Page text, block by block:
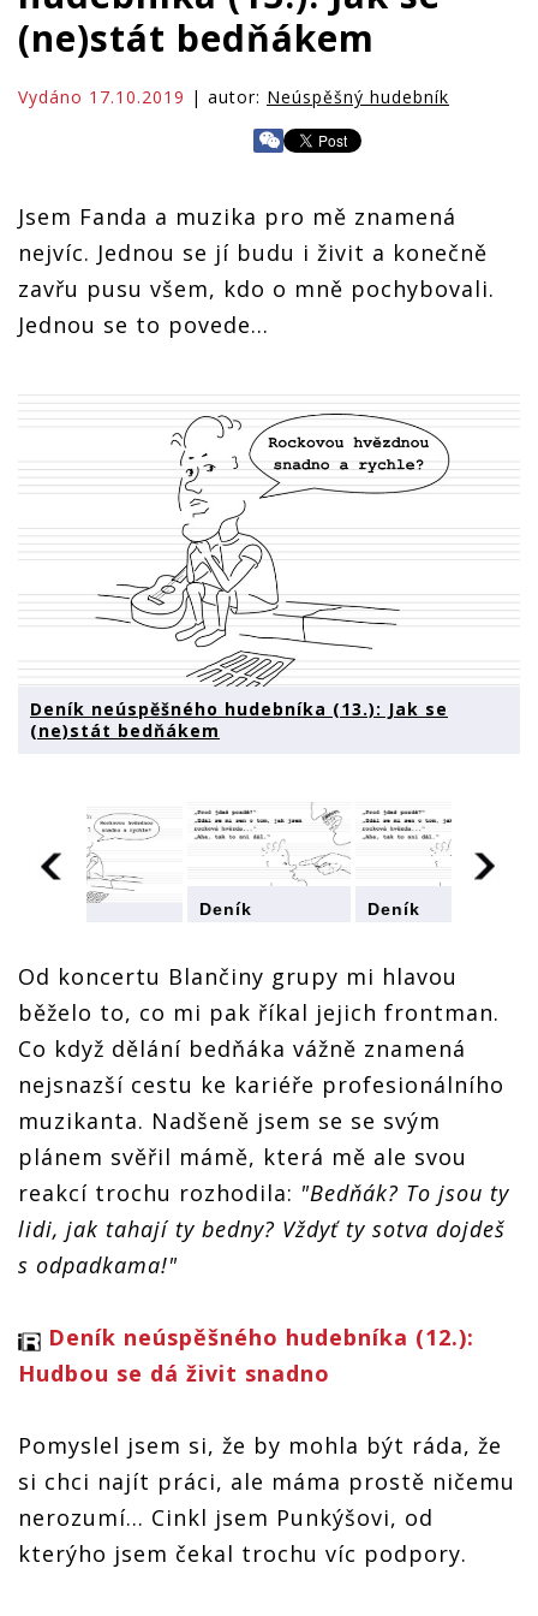
(ne)stát bedňákem
Vydáno 17.10.2019 | autor: Neúspěšný hudebník
Jsem Fanda a muzika pro mě znamená
nejvíc. Jednou se jí budu i živit a konečně
zavřu pusu všem, kdo o mně pochybovali.
Jednou se to povede...
Deník neúspěšného hudebníka (13.): Jak se
(ne)stát bedňákem
hudebníka
(13.): Jak se
(ne)stát
Deník
(13.): Jak se
(ne)stát
bedňákem
Deník
(13.): Jak se
bedňákem
Od koncertu Blančiny grupy mi hlavou
běželo to, co mi pak říkal jejich frontman.
Co když dělání bedňáka vážně znamená
nejsnazší cestu ke kariéře profesionálního
muzikanta. Nadšeně jsem se se svým
plánem svěřil mámě, která mě ale svou
reakcí trochu rozhodila: "Bedňák? To jsou ty
lidi, jak tahají ty bedny? Vždyť ty sotva dojdeš
s odpadkama!"
Deník neúspěšného hudebníka (12.):
Hudbou se dá živit snadno
Pomyslel jsem si, že by mohla být ráda, že
si chci najít práci, ale máma prostě ničemu
nerozumí… Cinkl jsem Punkýšovi, od
kterýho jsem čekal trochu víc podpory.